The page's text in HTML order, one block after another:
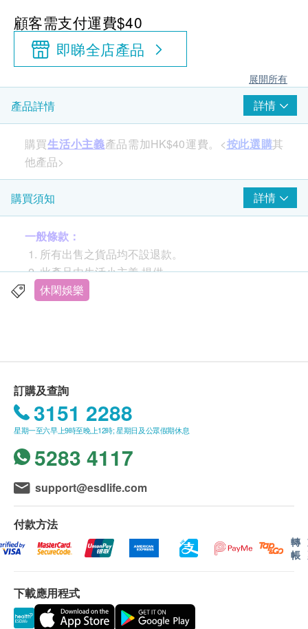
顧客需支付運費$40
即睇全店產品
展開所有
產品詳情 詳情
購買生活小主義產品需加HK$40運費。<按此選購其
他產品>
產品介紹
支援iOS和Android
單只耳機僅重3.9g
藍牙5.0
type-C充電
IPX4防水防塵
24小時超長續航以及DSP降噪
電池倉內置的600mAh電池
購買須知 詳情
一般條款：
所有出售之貨品均不設退款。
此產品由生活小主義 提供。
如有任何爭議，生活小主義 及健康網購
不排除運送時間會因節日而有所影響。當八號烈風
訊號懸掛或黑色暴雨警告生效時，送貨服務時間將
會延遲。
所有訂單須視乎相關貨品的供應情況再作最後確
認。倘若健康網購health.ESDlife未能提供任何訂
單上的貨品，健康網購health.ESDlife有權拒絕接
受該訂單，並且會於送貨前透過電話或電郵通知顧
客再作安排。
退換條款：
有損毀情況，一經確認簽收，恕不接受退換。
退換產品必須包裝完整，如退換之產品有任何殘缺
休閑娛樂
訂購及查詢
3151 2288
星期一至六早上9時至晚上12時; 星期日及公眾假期休息
5283 4117
support@esdlife.com
付款方法
轉
帳
下載應用程式